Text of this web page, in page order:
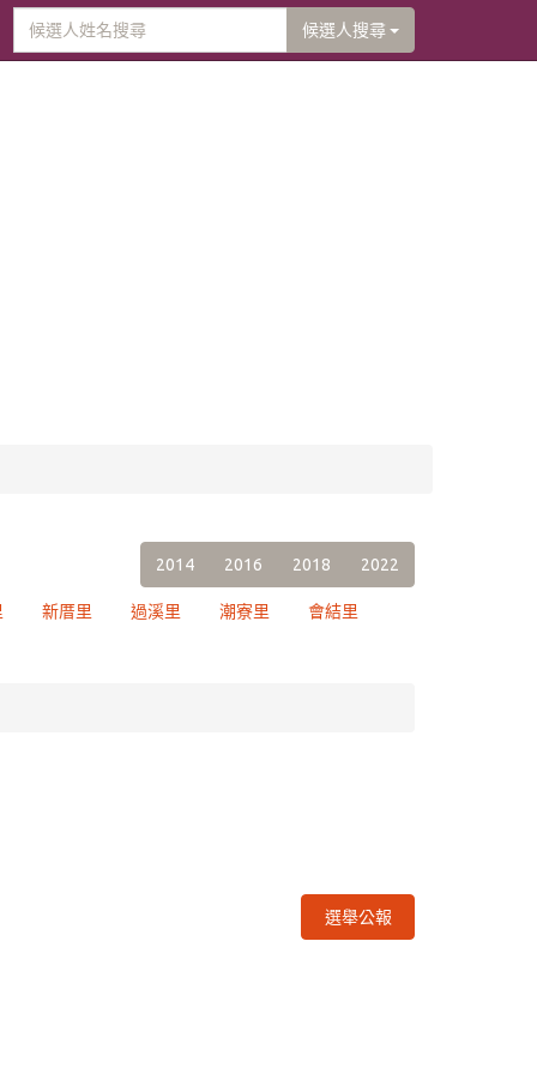
候選人搜尋
2014 2016 2018 2022
新厝里 過溪里 潮寮里 會結里
選舉公報